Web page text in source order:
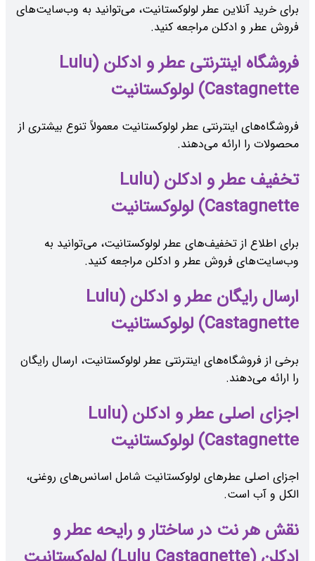
برای خرید آنلاین عطر لولوکستانیت، می‌توانید به وب‌سایت‌های
فروش عطر و ادکلن مراجعه کنید.
فروشگاه اینترنتی عطر و ادکلن (Lulu
Castagnette) لولوکستانیت
فروشگاه‌های اینترنتی عطر لولوکستانیت معمولاً تنوع بیشتری از
محصولات را ارائه می‌دهند.
تخفیف عطر و ادکلن (Lulu
Castagnette) لولوکستانیت
برای اطلاع از تخفیف‌های عطر لولوکستانیت، می‌توانید به
وب‌سایت‌های فروش عطر و ادکلن مراجعه کنید.
ارسال رایگان عطر و ادکلن (Lulu
Castagnette) لولوکستانیت
برخی از فروشگاه‌های اینترنتی عطر لولوکستانیت، ارسال رایگان
را ارائه می‌دهند.
اجزای اصلی عطر و ادکلن (Lulu
Castagnette) لولوکستانیت
اجزای اصلی عطرهای لولوکستانیت شامل اسانس‌های روغنی،
الکل و آب است.
نقش هر نت در ساختار و رایحه عطر و